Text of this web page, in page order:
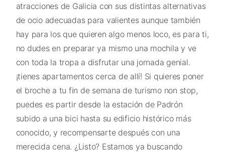
atracciones de Galicia con sus distintas alternativas
de ocio adecuadas para valientes aunque también
hay para los que quieren algo menos loco, es para ti,
no dudes en preparar ya mismo una mochila y ve
con toda la tropa a disfrutar una jornada genial.
¡tienes apartamentos cerca de allí! Si quieres poner
el broche a tu fin de semana de turismo non stop,
puedes es partir desde la estación de Padrón
subido a una bici hasta su edificio histórico más
conocido, y recompensarte después con una
merecida cena. ¿Listo? Estamos ya buscando